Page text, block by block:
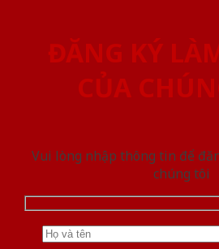
ĐĂNG KÝ
CỦA
Vui lòng nhập thông tin để
chúng tôi